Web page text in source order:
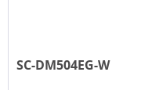
SC-DM504EG-W